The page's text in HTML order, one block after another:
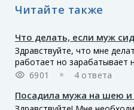
Читайте также
Что делать, если муж
Здравствуйте, что мне
работает но зарабатывает
6901
4 ответа
Посадила мужа на шею и